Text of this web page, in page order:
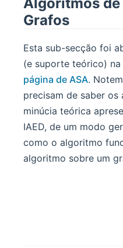
Grafos
Esta sub-secção foi
(e suporte teórico)
página de ASA.
precisam de saber
minúcia teórica
IAED, de um modo
como o algoritmo
algoritmo sobre um